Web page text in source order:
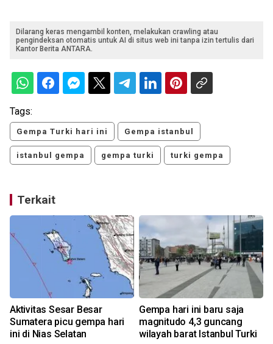
Dilarang keras mengambil konten, melakukan crawling atau
pengindeksan otomatis untuk AI di situs web ini tanpa izin tertulis dari
Kantor Berita ANTARA.
Tags:
Gempa Turki hari ini Gempa istanbul
istanbul gempa gempa turki turki gempa
Terkait
Aktivitas Sesar Besar
Sumatera picu gempa hari
ini di Nias Selatan
Gempa hari ini baru saja
magnitudo 4,3 guncang
wilayah barat Istanbul Turki